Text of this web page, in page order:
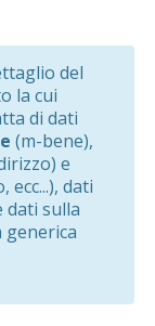
del
la cui
di dati
(m-bene),
e
dati
dati sulla
generica